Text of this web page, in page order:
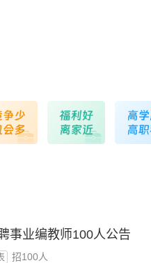
事业编教师100人公告
招100人